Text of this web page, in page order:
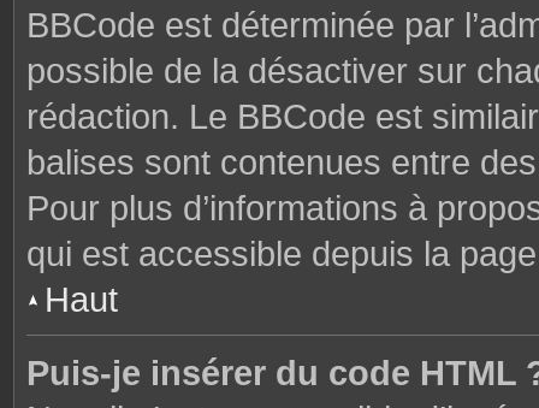
BBCode est déterminée par
possible de la désactiver sur
rédaction. Le BBCode est
balises sont contenues entre
Pour plus d’informations à
qui est accessible depuis la
Haut
Puis-je insérer du code HTML